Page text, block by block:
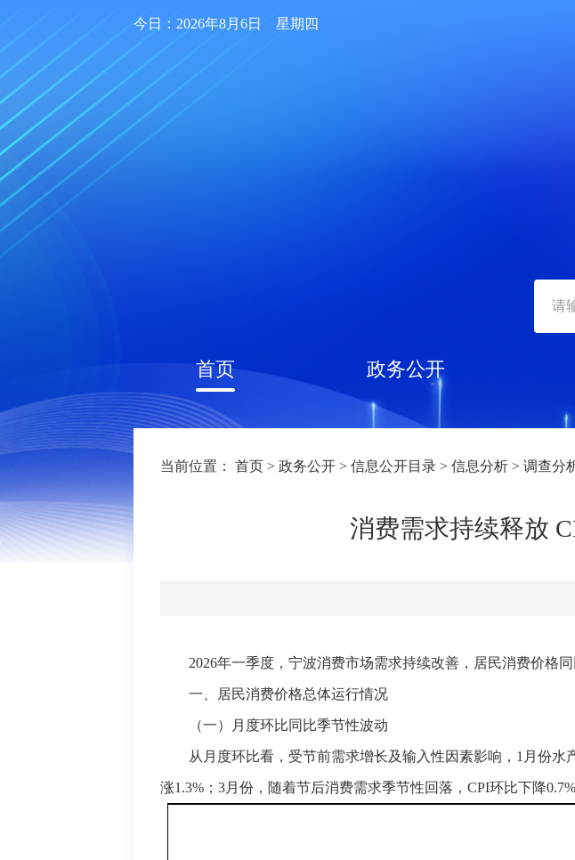
今日：2026年8月6日 星期四
首页 政务公开
当前位置： 首页 > 政务公开 > 信息公开目录 > 信息分析 > 调查分
消费需求持续释放
2026年一季度，宁波消费市场需求持续改善，居民消费价格
一、居民消费价格总体运行情况
（一）月度环比同比季节性波动
从月度环比看，受节前需求增长及输入性因素影响，1月份
涨1.3%；3月份，随着节后消费需求季节性回落，CPI环比下降0.7%